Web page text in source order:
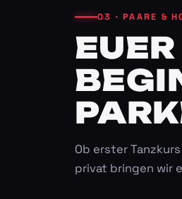
03 · PAARE &
Ob erster
privat bringen wir